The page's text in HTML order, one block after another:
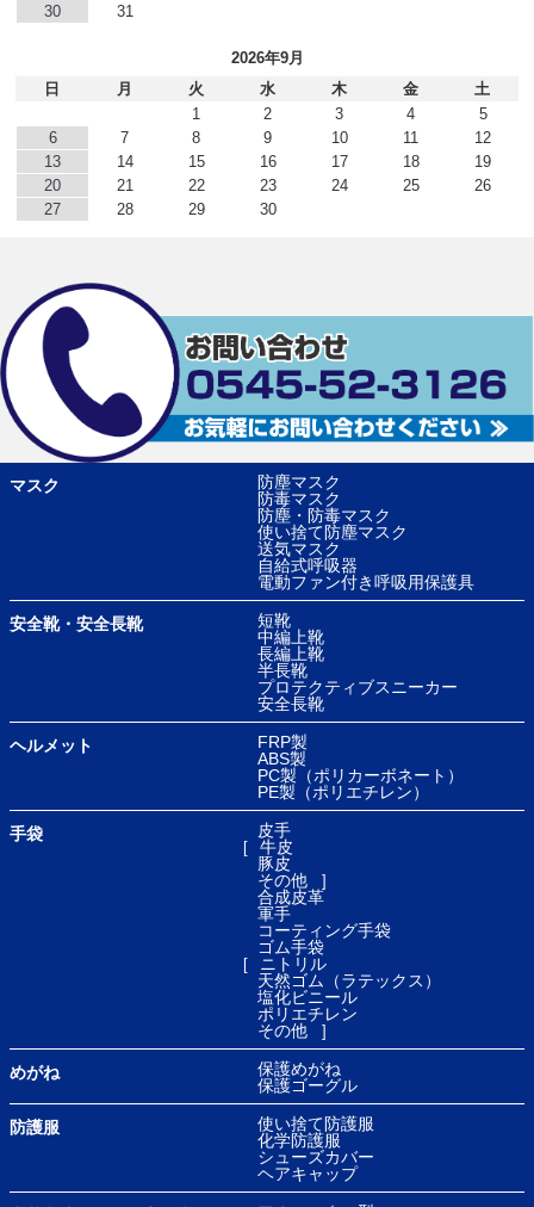
30
31
2026年9月
日
月 火 水 木 金
土
1
2 3 4
5
6
7 8 9 10 11
12
13
14 15 16 17 18
19
20
21 22 23 24 25
26
27
28 29 30
マスク
防塵マスク
防毒マスク
防塵・防毒マスク
使い捨て防塵マスク
送気マスク
自給式呼吸器
電動ファン付き呼吸用保護具
安全靴・安全長靴
短靴
中編上靴
長編上靴
半長靴
プロテクティブスニーカー
安全長靴
ヘルメット
FRP製
ABS製
PC製（ポリカーボネート）
PE製（ポリエチレン）
手袋
皮手
牛皮
豚皮
その他
合成皮革
軍手
コーティング手袋
ゴム手袋
ニトリル
天然ゴム（ラテックス）
塩化ビニール
ポリエチレン
その他
めがね
保護めがね
保護ゴーグル
防護服
使い捨て防護服
化学防護服
シューズカバー
ヘアキャップ